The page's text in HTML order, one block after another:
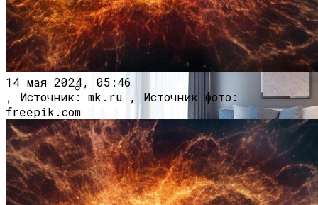
Врач Денисова Сообщила, Что
Избыточное Употребление Кофе И
Жирной Пищи Приводит К
Тромбообразованию
Молодые Люди С Увеличенным Левым
Гиппокампом Склонны К Усилению
Симптомов Депрессии В Сложных
Жизненных Обстоятельствах
14 мая 2024, 05:46
, Источник: mk.ru , Источник фото:
freepik.com